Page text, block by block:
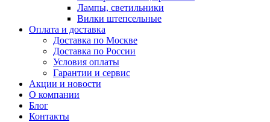
Лампы, светильники
Вилки штепсельные
Оплата и доставка
Доставка по Москве
Доставка по России
Условия оплаты
Гарантии и сервис
Акции и новости
О компании
Блог
Контакты